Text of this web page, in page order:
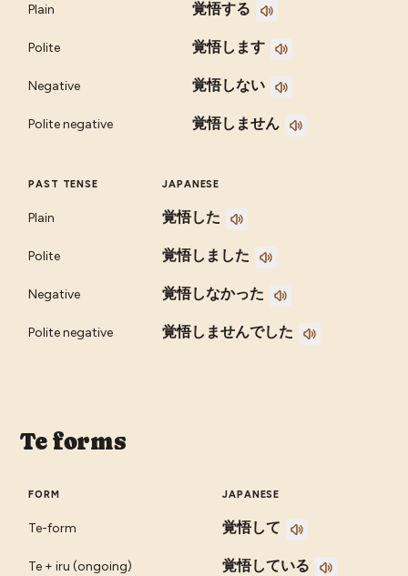
Plain 覚悟する
Polite 覚悟します
Negative 覚悟しない
Polite negative 覚悟しません
PAST TENSE JAPANESE
Plain 覚悟した
Polite 覚悟しました
Negative 覚悟しなかった
Polite negative 覚悟しませんでした
Te forms
FORM JAPANESE
Te-form 覚悟して
Te + iru (ongoing) 覚悟している